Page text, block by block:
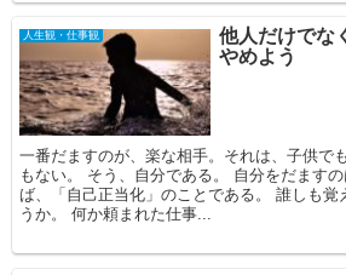
人生観・仕事観
他人だけでな
やめよう
一番だますのが、楽な相手。それは、子供で
もない。 そう、自分である。 自分をだます
ば、「自己正当化」のことである。 誰しも覚
うか。 何か頼まれた仕事...